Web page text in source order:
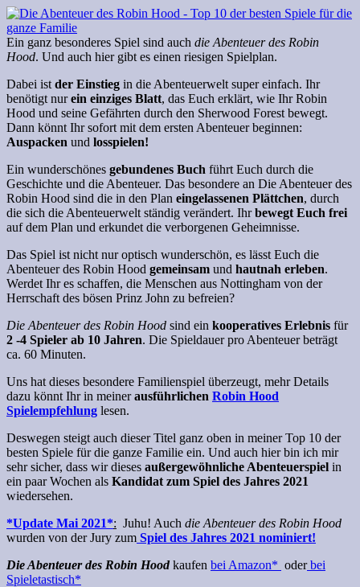
Ein ganz besonderes Spiel sind auch die Abenteuer des Robin
Hood. Und auch hier gibt es einen riesigen Spielplan.
Dabei ist der Einstieg in die Abenteuerwelt super einfach. Ihr
benötigt nurein einziges Blatt, das Euch erklärt, wie Ihr Robin
Hood und seine Gefährten durch den Sherwood Forest bewegt.
Dann könnt Ihr sofort mit dem ersten Abenteuer beginnen:
Auspacken und losspielen!
Ein wunderschönes gebundenes Buch führt Euch durch die
Geschichte und die Abenteuer. Das besondere an Die Abenteuer des
Robin Hood sind die in den Plan eingelassenen Plättchen, durch
die sich die Abenteuerwelt ständig verändert. Ihrbewegt Euch frei
auf dem Plan und erkundet die verborgenen Geheimnisse.
Das Spiel ist nicht nur optisch wunderschön, es lässt Euch die
Abenteuer des Robin Hood gemeinsam und hautnah erleben.
Werdet Ihr es schaffen, die Menschen aus Nottingham von der
Herrschaft des bösen Prinz John zu befreien?
Die Abenteuer des Robin Hood sind ein kooperatives Erlebnis für
2 -4 Spieler ab 10 Jahren. Die Spieldauer pro Abenteuer beträgt
ca. 60 Minuten.
Uns hat dieses besondere Familienspiel überzeugt, mehr Details
dazu könnt Ihr in meinerausführlichen Robin Hood
Spielempfehlung lesen.
Deswegen steigt auch dieser Titel ganz oben in meiner Top 10 der
besten Spiele für die ganze Familie ein. Und auch hier bin ich mir
sehr sicher, dass wir dieses außergewöhnliche Abenteuerspiel in
ein paar Wochen als Kandidat zum Spiel des Jahres 2021
wiedersehen.
*Update Mai 2021*: Juhu! Auch die Abenteuer des Robin Hood
wurden von der Jury zum Spiel des Jahres 2021 nominiert!
Die Abenteuer des Robin Hoodkaufen bei Amazon* oderbei
Spieletastisch*